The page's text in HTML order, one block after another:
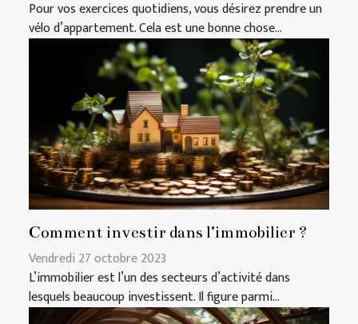
Pour vos exercices quotidiens, vous désirez prendre un
vélo d’appartement. Cela est une bonne chose...
Comment investir dans l’immobilier ?
Vendredi 27 octobre 2023
L’immobilier est l’un des secteurs d’activité dans
lesquels beaucoup investissent. Il figure parmi...